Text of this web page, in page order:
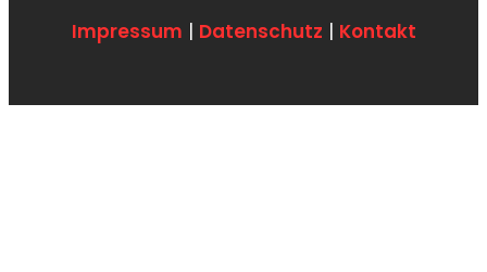
Impressum | Datenschutz | Kontakt